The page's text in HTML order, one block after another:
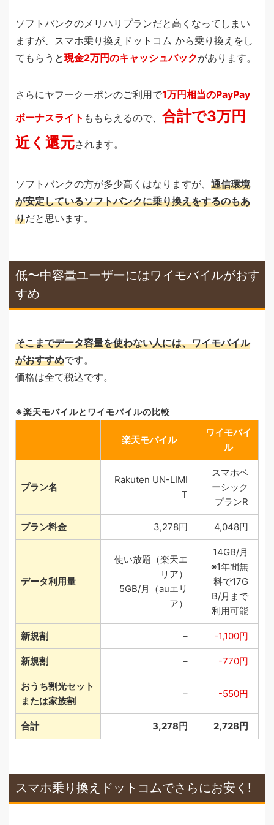
ソフトバンクのメリハリプランだと高くなってしまい
ますが、スマホ乗り換えドットコム から乗り換えをし
てもらうと現金2万円のキャッシュバックがあります。
さらにヤフークーポンのご利用で1万円相当のPayPay
ボーナスライト ももらえるので、 合計で3万円
近く還元されます。
ソフトバンクの方が多少高くはなりますが、 通信環境
が安定しているソフトバンクに乗り換えをするのもあ
りだと思います。
低〜中容量ユーザーにはワイモバイルがおす
すめ
そこまでデータ容量を使わない人には、ワイモバイル
がおすすめです。
価格は全て税込です。
楽天モバイルとワイモバイルの比較
楽天モバイル
ワイモバイ
ル
プラン名
Rakuten UN-LIMI
T
スマホベ
ーシック
プランR
プラン料金 3,278円 4,048円
データ利用量
使い放題（楽天エ
リア）
5GB/月（auエリ
ア）
14GB/月
※1年間無
料で17G
B/月まで
利用可能
新規割 – -1,100円
新規割 – -770円
おうち割光セット
または家族割
– -550円
合計 3,278円 2,728円
スマホ乗り換えドットコムでさらにお安く!